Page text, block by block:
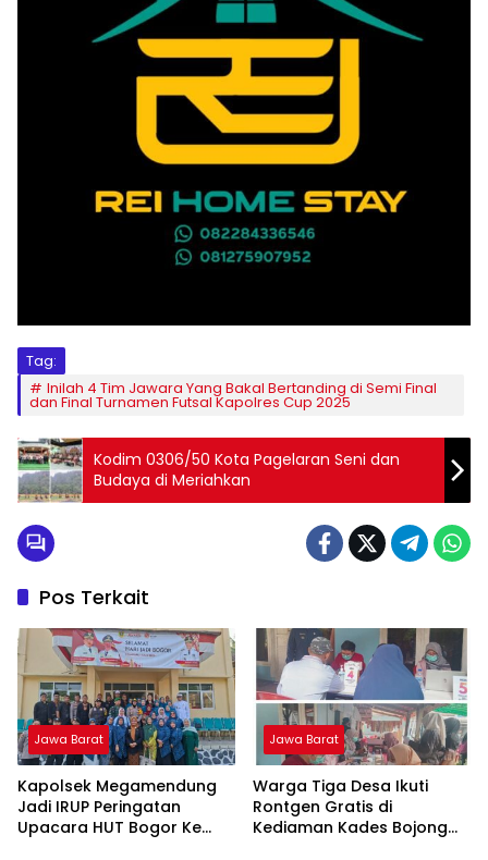
Tag:
Inilah 4 Tim Jawara Yang Bakal Bertanding di Semi Final
dan Final Turnamen Futsal Kapolres Cup 2025
Kodim 0306/50 Kota Pagelaran Seni dan
Budaya di Meriahkan
Pos Terkait
Jawa Barat
Kapolsek Megamendung
Jadi IRUP Peringatan
Upacara HUT Bogor Ke
Jawa Barat
Warga Tiga Desa Ikuti
Rontgen Gratis di
Kediaman Kades Bojong